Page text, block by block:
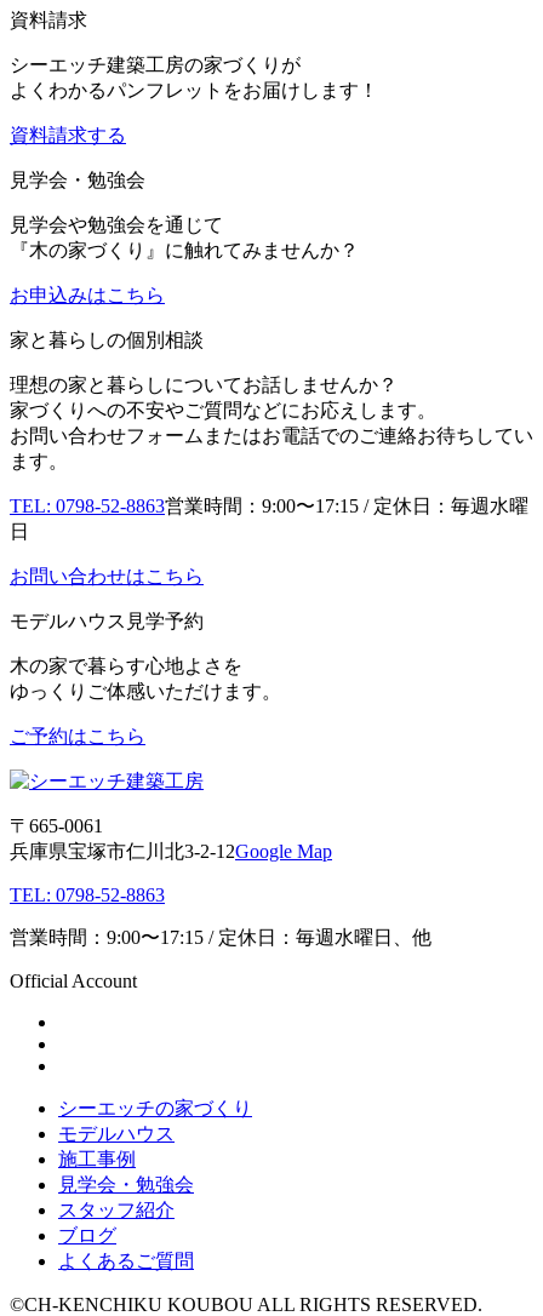
資料請求
シーエッチ建築工房の家づくりが
よくわかるパンフレットをお届けします！
資料請求する
見学会・勉強会
見学会や勉強会を通じて
『木の家づくり』に触れてみませんか？
お申込みはこちら
家と暮らしの個別相談
理想の家と暮らしについてお話しませんか？
家づくりへの不安やご質問などにお応えします。
お問い合わせフォームまたはお電話でのご連絡お待ちしてい
ます。
TEL: 0798-52-8863営業時間：9:00〜17:15 / 定休日：毎週水曜
日
お問い合わせはこちら
モデルハウス見学予約
木の家で暮らす心地よさを
ゆっくりご体感いただけます。
ご予約はこちら
〒665-0061
兵庫県宝塚市仁川北3-2-12Google Map
TEL: 0798-52-8863
営業時間：9:00〜17:15 / 定休日：毎週水曜日、他
Official Account
シーエッチの家づくり
モデルハウス
施工事例
見学会・勉強会
スタッフ紹介
ブログ
よくあるご質問
©CH-KENCHIKU KOUBOU ALL RIGHTS RESERVED.